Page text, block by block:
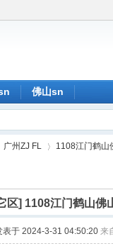
佛山sn
广州ZJ FL
›
1108江门鹤山
区] 1108江门鹤山佛
表于 2024-3-31 04:50:20 来